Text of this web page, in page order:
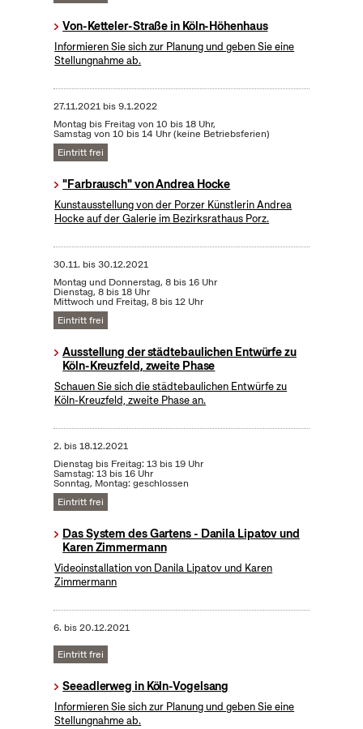
Von-Ketteler-Straße in Köln-Höhenhaus
Informieren Sie sich zur Planung und geben Sie eine
Stellungnahme ab.
27.11.2021bis9.1.2022
Montag bis Freitag von 10 bis 18 Uhr,
Samstag von 10 bis 14 Uhr (keine Betriebsferien)
Eintritt frei
"Farbrausch" von Andrea Hocke
Kunstausstellung von der Porzer Künstlerin Andrea
Hocke auf der Galerie im Bezirksrathaus Porz.
30.11. bis30.12.2021
Montag und Donnerstag, 8 bis 16 Uhr
Dienstag, 8 bis 18 Uhr
Mittwoch und Freitag, 8 bis 12 Uhr
Eintritt frei
Ausstellung der städtebaulichen Entwürfe zu
Köln-Kreuzfeld, zweite Phase
Schauen Sie sich die städtebaulichen Entwürfe zu
Köln-Kreuzfeld, zweite Phase an.
2. bis18.12.2021
Dienstag bis Freitag: 13 bis 19 Uhr
Samstag: 13 bis 16 Uhr
Sonntag, Montag: geschlossen
Eintritt frei
Das System des Gartens - Danila Lipatov und
Karen Zimmermann
Videoinstallation von Danila Lipatov und Karen
Zimmermann
6. bis20.12.2021
Eintritt frei
Seeadlerweg in Köln-Vogelsang
Informieren Sie sich zur Planung und geben Sie eine
Stellungnahme ab.